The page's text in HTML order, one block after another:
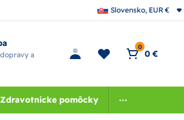
Slovensko, EUR €
a
0
0 €
Zdravotnícke pomôcky